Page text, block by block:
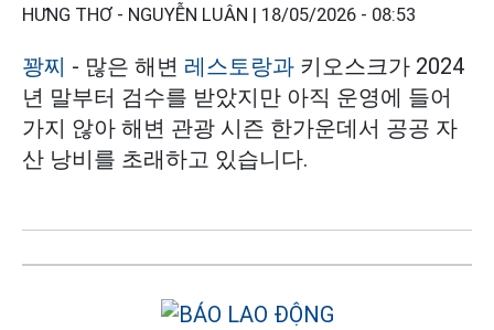
HƯNG THƠ - NGUYỄN LUÂN | 18/05/2026 - 08:53
꽝찌 - 많은 해변 레스토랑과 키오스크가 2024
년 말부터 검수를 받았지만 아직 운영에 들어
가지 않아 해변 관광 시즌 한가운데서 공공 자
산 낭비를 초래하고 있습니다.